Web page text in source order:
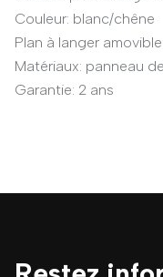
Couleur: blanc/chêne
Plan à langer amovible
Matériaux: panneau
Garantie: 2 ans